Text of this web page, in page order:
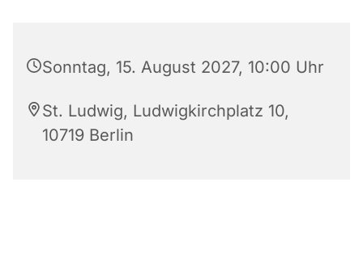
Sonntag, 15. August 2027, 10:00 Uhr
St. Ludwig, Ludwigkirchplatz 10,
10719 Berlin